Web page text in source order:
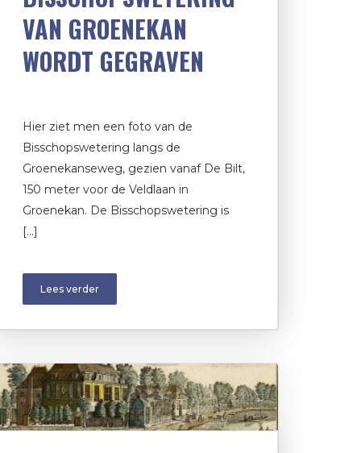
VAN GROENEKAN
WORDT GEGRAVEN
Hier ziet men een foto van de
Bisschopswetering langs de
Groenekanseweg, gezien vanaf De Bilt,
150 meter voor de Veldlaan in
Groenekan. De Bisschopswetering is
[…]
Lees verder